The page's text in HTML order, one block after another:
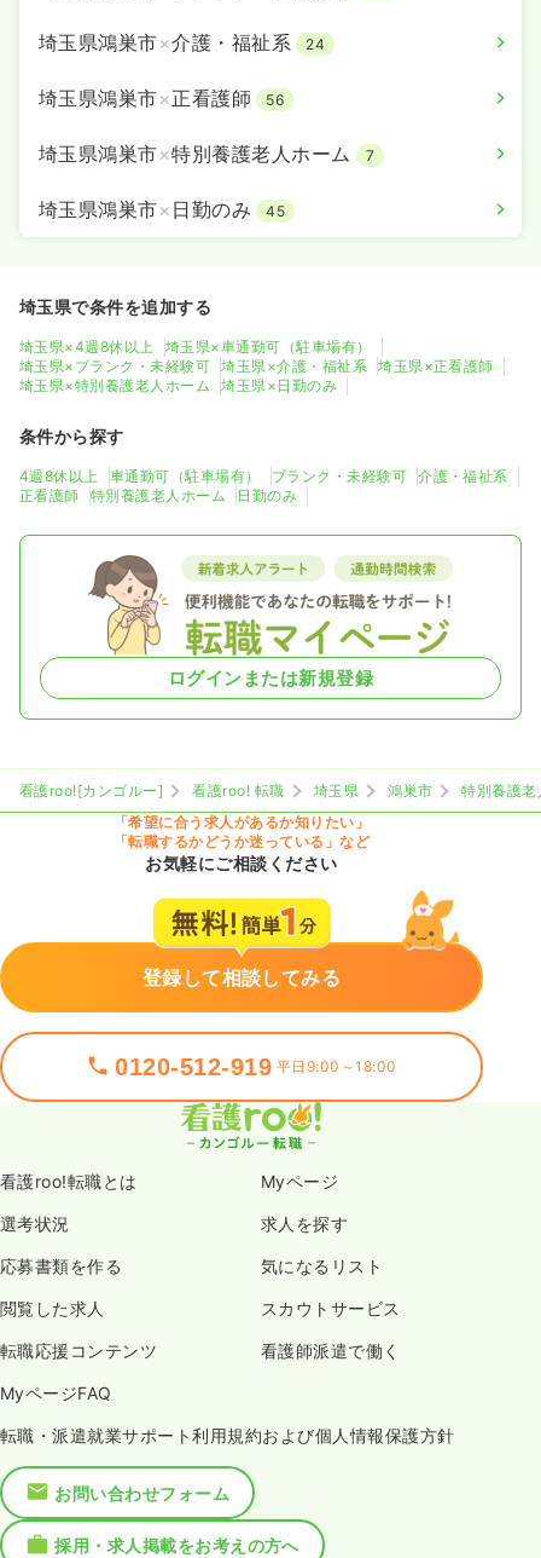
埼玉県鴻巣市×介護・福祉系 24
埼玉県鴻巣市×正看護師 56
埼玉県鴻巣市×特別養護老人ホーム 7
埼玉県鴻巣市× 日勤のみ 45
埼玉県で条件を追加する
埼玉県×4週8休以上
埼玉県×車通勤可（駐車場有）
埼玉県×ブランク・未経験可
埼玉県×介護・福祉系
埼玉県×正看護師
埼玉県×特別養護老人ホーム
埼玉県×日勤のみ
条件から探す
4週8休以上 車通勤可（駐車場有） ブランク・未経験可
介護・福祉系
正看護師
特別養護老人ホーム 日勤のみ
ログインまたは新規登録
看護roo![カンゴルー] 看護roo! 転職 埼玉県 鴻巣市
特別養護
「希望に合う求人があるか知りたい」
「転職するかどうか迷っている」など
お気軽にご相談ください
登録して相談してみる
0120-512-919 平日9:00～18:00
看護roo!転職とは Myページ
選考状況 求人を探す
応募書類を作る 気になるリスト
閲覧した求人 スカウトサービス
転職応援コンテンツ 看護師派遣で働く
MyページFAQ
転職・派遣就業サポート利用規約および個人情報保護方針
お問い合わせフォーム
採用・求人掲載をお考えの方へ